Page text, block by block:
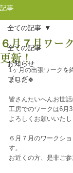
記事
全ての記事
お知らせ
ブログ
全ての記事
６月７月ワー
更新！
1ヶ月の出張ワークを
ました🍀
皆さんたいへんお世話
工房でのワークは6月
よろしくお願いいたし
６月７月のワークシ
す。
お近くの方、是非ご参